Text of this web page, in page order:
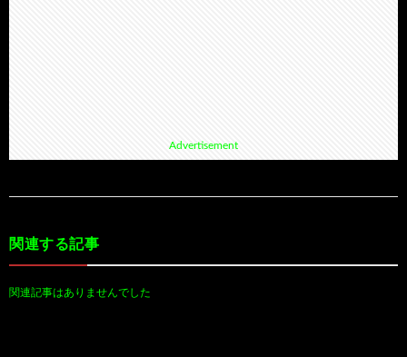
Advertisement
関連する記事
関連記事はありませんでした